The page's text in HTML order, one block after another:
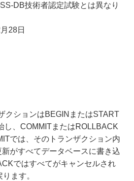
DB技術者認定試験とは異なり
28日
クションはBEGINまたはSTART
し、COMMITまたはROLLBACK
では、そのトランザクション内
がすべてデータベースに書き込
ではすべてがキャンセルされ
ます。